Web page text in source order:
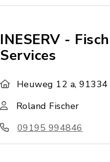
INESERV -
Services
Heuweg 12 a,
Roland Fischer
09195 994846